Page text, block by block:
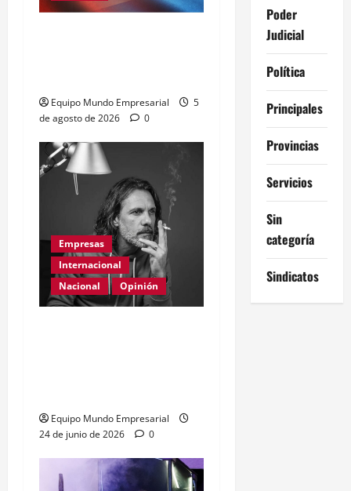
Equipo Mundo Empresarial
5
de agosto de 2026
0
Empresas
Internacional
Nacional
Opinión
Equipo Mundo Empresarial
24 de junio de 2026
0
Poder
Judicial
Política
Principales
Provincias
Servicios
Sin
categoría
Sindicatos